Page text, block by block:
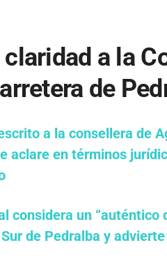
a la
de
a la consellera de
aclare en términos
considera un “auténtico
de Pedralba y